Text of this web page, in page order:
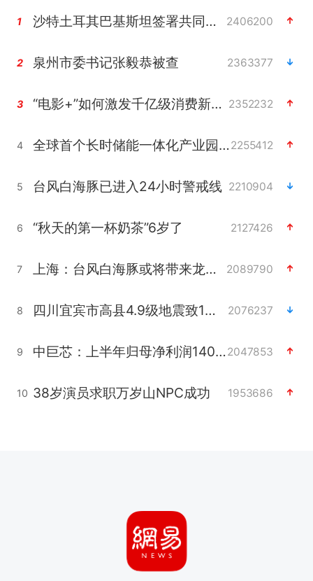
1 沙特土耳其巴基斯坦签署共同防务协议 2406200
2 泉州市委书记张毅恭被查 2363377
3 “电影+”如何激发千亿级消费新活力？ 2352232
4 全球首个长时储能一体化产业园量产2255412
5 台风白海豚已进入24小时警戒线 2210904
6 “秋天的第一杯奶茶”6岁了 2127426
7 上海：台风白海豚或将带来龙卷风 2089790
8 四川宜宾市高县4.9级地震致1人死亡 2076237
9 中巨芯：上半年归母净利润1405.77万元2047853
10 38岁演员求职万岁山NPC成功 1953686